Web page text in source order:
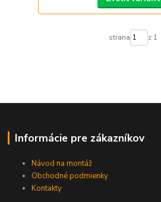
strana z 1
Informácie pre zákazníkov
Návod na montáž
Obchodné podmienky
Kontakty